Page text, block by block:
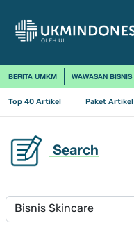
BERITA UMKM WAWASAN BISNIS
Top 40 Artikel Paket Artikel
Search